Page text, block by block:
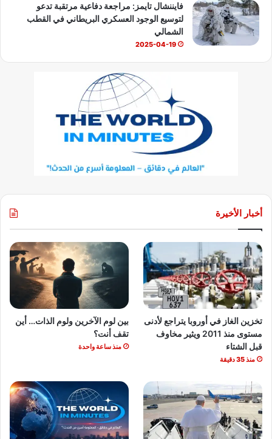
فايننشال تايمز: مراجعة دفاعية مرتقبة تدعو
لتوسيع الوجود العسكري البريطاني في القطب
الشمالي
2025-04-19
أخبار الأخيرة
تخزين الغاز في أوروبا يتراجع لأدنى
مستوى منذ 2011 ويثير مخاوف
قبل الشتاء
منذ 35 دقيقة
بين لوم الآخرين ولوم الذات… أين
تقف أنت؟
منذ ساعة واحدة